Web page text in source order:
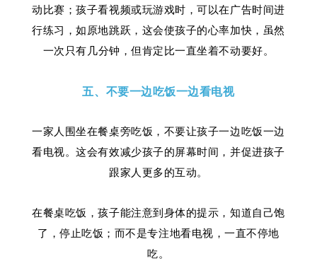
动比赛；孩子看视频或玩游戏时，可以在广告时间进
行练习，如原地跳跃，这会使孩子的心率加快，虽然
一次只有几分钟，但肯定比一直坐着不动要好。
五、 不要一边吃饭一边看电视
一家人围坐在餐桌旁吃饭，不要让孩子一边吃饭一边
看电视。这会有效减少孩子的屏幕时间，并促进孩子
跟家人更多的互动。
在餐桌吃饭，孩子能注意到身体的提示，知道自己饱
了，停止吃饭；而不是专注地看电视，一直不停地
吃。